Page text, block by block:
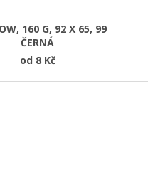
160 G, 92 X 65, 99
ČERNÁ
od 8 Kč